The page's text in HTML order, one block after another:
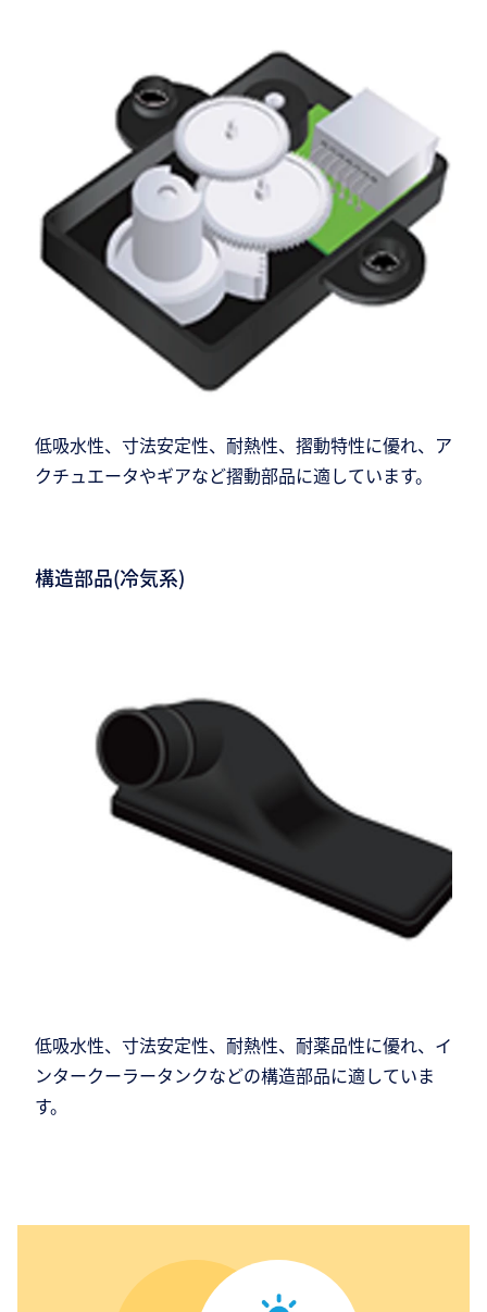
低吸水性、寸法安定性、耐熱性、摺動特性に優れ、ア
クチュエータやギアなど摺動部品に適しています。
構造部品(冷気系)
低吸水性、寸法安定性、耐熱性、耐薬品性に優れ、イ
ンタークーラータンクなどの構造部品に適していま
す。